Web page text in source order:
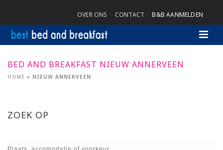
OVER ONS CONTACT B&B AANMELDEN
BED AND BREAKFAST NIEUW ANNERVEEN
HOME » NIEUW ANNERVEEN
ZOEK OP